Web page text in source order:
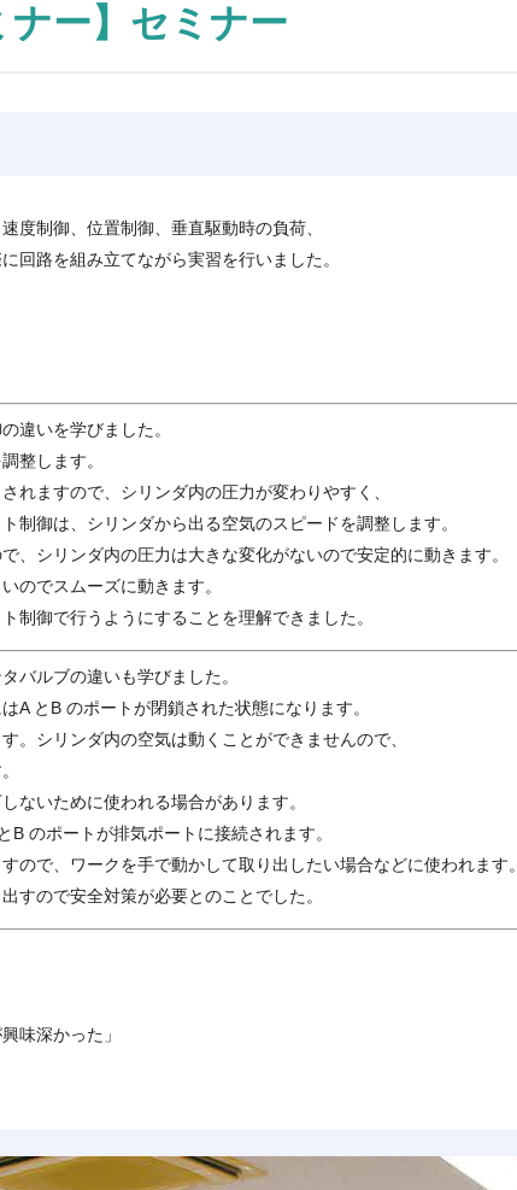
ナー】セミナー
度制御、位置制御、垂直駆動時の負荷、
回路を組み立てながら実習を行いました。
違いを学びました。
整します。
れますので、シリンダ内の圧力が変わりやすく、
制御は、シリンダから出る空気のスピードを調整します。
、シリンダ内の圧力は大きな変化がないので安定的に動きます。
のでスムーズに動きます。
制御で行うようにすることを理解できました。
バルブの違いも学びました。
A とB のポートが閉鎖された状態になります。
。シリンダ内の空気は動くことができませんので、
ないために使われる場合があります。
のポートが排気ポートに接続されます。
ので、ワークを手で動かして取り出したい場合などに使われます。
すので安全対策が必要とのことでした。
味深かった」